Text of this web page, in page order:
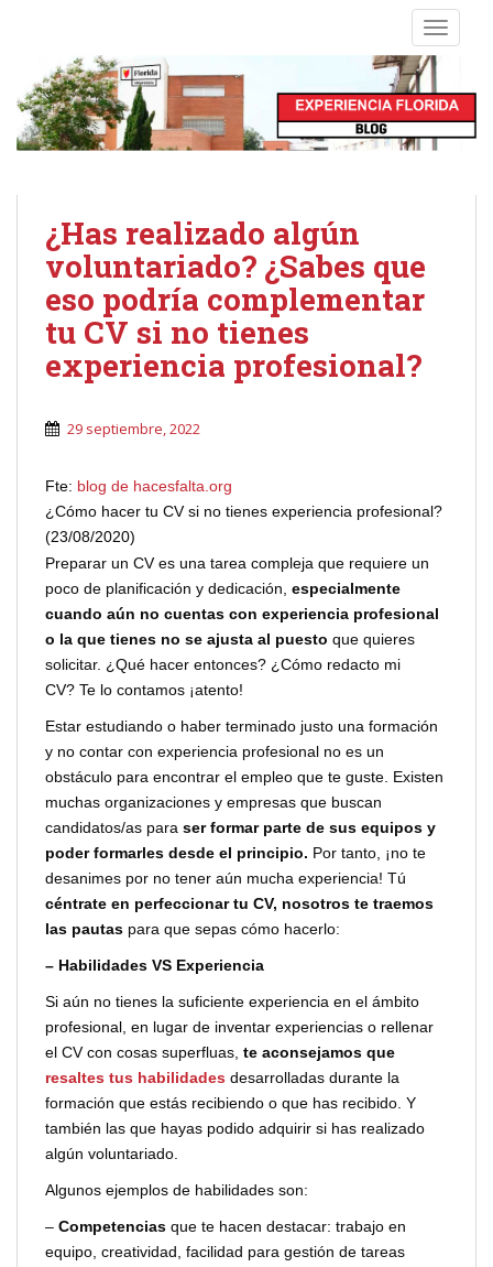
¿Has realizado algún
voluntariado? ¿Sabes que
eso podría complementar
tu CV si no tienes
experiencia profesional?
29 septiembre, 2022
Fte: blog de hacesfalta.org
¿Cómo hacer tu CV si no tienes experiencia profesional?
(23/08/2020)
Preparar un CV es una tarea compleja que requiere un
poco de planificación y dedicación, especialmente
cuando aún no cuentas con experiencia profesional
o la que tienes no se ajusta al puesto que quieres
solicitar. ¿Qué hacer entonces? ¿Cómo redacto mi
CV? Te lo contamos ¡atento!
Estar estudiando o haber terminado justo una formación
y no contar con experiencia profesional no es un
obstáculo para encontrar el empleo que te guste. Existen
muchas organizaciones y empresas que buscan
candidatos/as para ser formar parte de sus equipos y
poder formarles desde el principio. Por tanto, ¡no te
desanimes por no tener aún mucha experiencia! Tú
céntrate en perfeccionar tu CV, nosotros te traemos
las pautas para que sepas cómo hacerlo:
– Habilidades VS Experiencia
Si aún no tienes la suficiente experiencia en el ámbito
profesional, en lugar de inventar experiencias o rellenar
el CV con cosas superfluas, te aconsejamos que
resaltes tus habilidades desarrolladas durante la
formación que estás recibiendo o que has recibido. Y
también las que hayas podido adquirir si has realizado
algún voluntariado.
Algunos ejemplos de habilidades son:
– Competencias que te hacen destacar: trabajo en
equipo, creatividad, facilidad para gestión de tareas